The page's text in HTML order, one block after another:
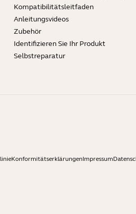
Kompatibilitätsleitfaden
Anleitungsvideos
Zubehör
Identifizieren Sie Ihr Produkt
Selbstreparatur
KonformitätserklärungenImpressum